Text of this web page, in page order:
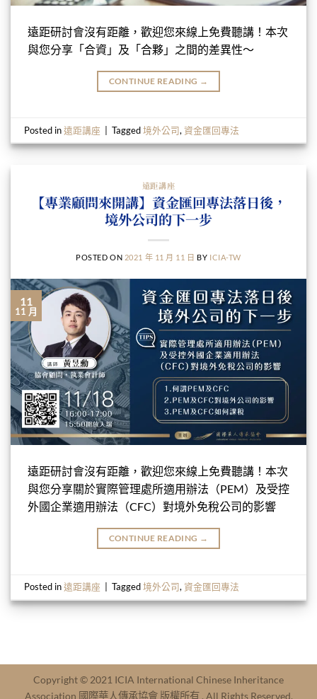
遠距研討會沒有距離，歡迎您來線上免費聽講！本次
與您分享「合資」及「合夥」之間的差異性～
CONTINUE READING →
Posted in遠距講座 | Tagged境外公司,資金匯回專法
遠距講座
【專業顧問來開講】資金匯回專法落日後，
境外公司的下一步
POSTED ON 2021 年 11 月 11 日 BY ICIA-TW
11
11 月
遠距研討會沒有距離，歡迎您來線上免費聽講！本次
與您分享關於實際管理處所適用辦法（PEM）及受控
外國企業適用辦法（CFC）對境外免稅公司的影響
CONTINUE READING →
Posted in遠距講座 Tagged境外公司,資金匯回專法
Copyright © 2021 ICIA International Chinese Inheritance
Association 國際華人傳承協會 版權所有 . All Rights Reserved.